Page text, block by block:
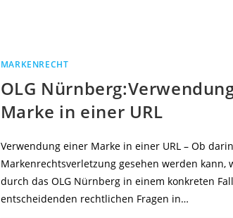
MARKENRECHT
OLG
Marke in einer URL
Verwendung einer Marke in einer URL – Ob
Markenrechtsverletzung gesehen werden kann,
durch das OLG Nürnberg in einem konkreten
entscheidenden rechtlichen Fragen in…